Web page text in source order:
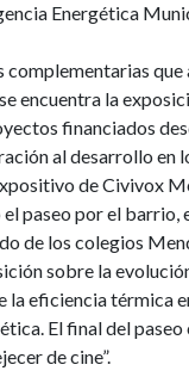
Energética
complementarias que
encuentra la
financiados
al desarrollo en
de Civivox
paseo por el barrio,
de los colegios
sobre la
la eficiencia térmica
El final del
de cine”.